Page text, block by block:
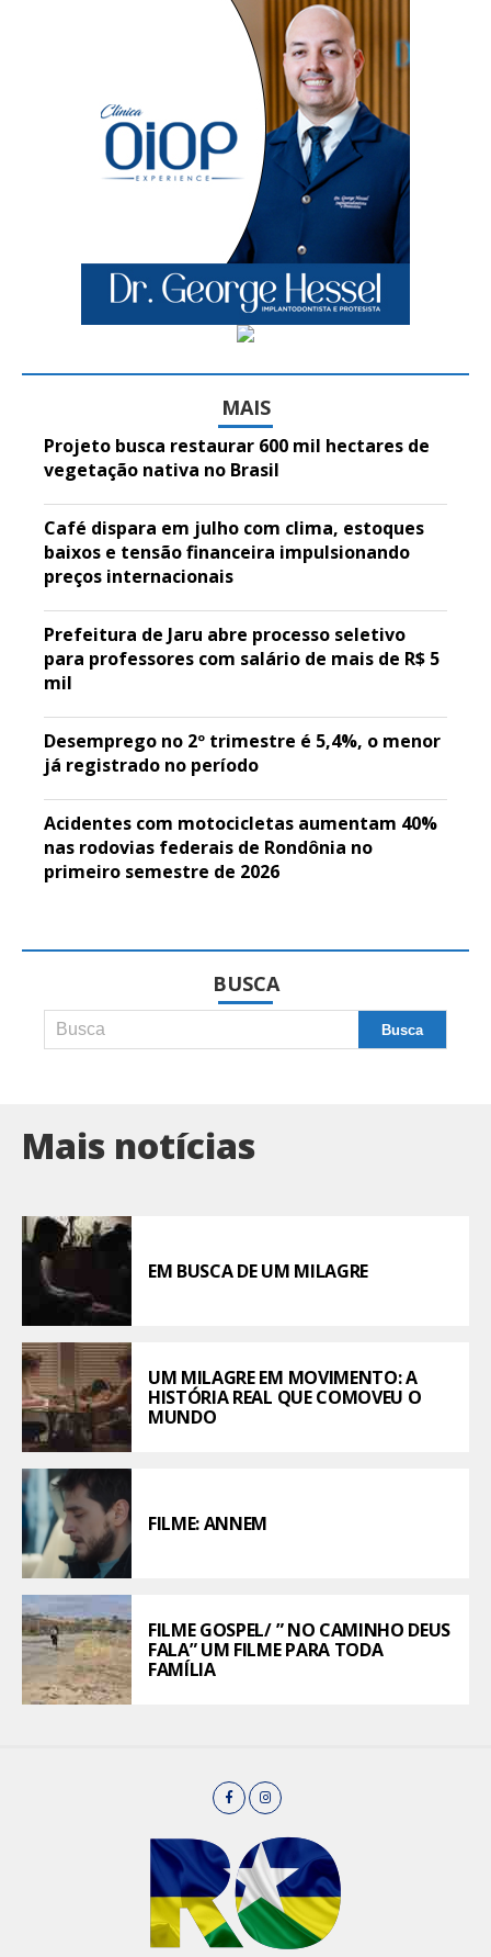
MAIS
Projeto busca restaurar 600 mil hectares de
vegetação nativa no Brasil
Café dispara em julho com clima, estoques
baixos e tensão financeira impulsionando
preços internacionais
Prefeitura de Jaru abre processo seletivo
para professores com salário de mais de R$ 5
mil
Desemprego no 2º trimestre é 5,4%, o menor
já registrado no período
Acidentes com motocicletas aumentam 40%
nas rodovias federais de Rondônia no
primeiro semestre de 2026
BUSCA
Mais notícias
EM BUSCA DE UM MILAGRE
UM MILAGRE EM MOVIMENTO: A
HISTÓRIA REAL QUE COMOVEU O
MUNDO
FILME: ANNEM
FILME GOSPEL/ ” NO CAMINHO DEUS
FALA” UM FILME PARA TODA
FAMÍLIA